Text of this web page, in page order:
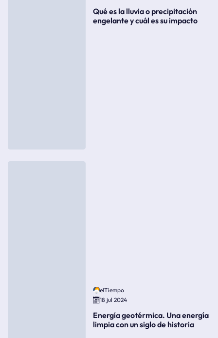
Qué es la lluvia o precipitación
engelante y cuál es su impacto
elTiempo
18 jul 2024
Energía geotérmica. Una energía
limpia con un siglo de historia